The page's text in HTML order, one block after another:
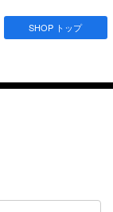
SHOP トップ